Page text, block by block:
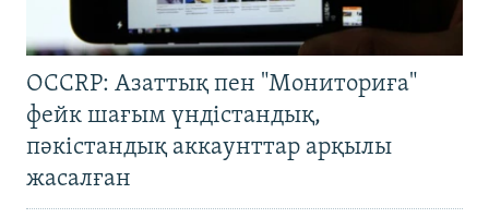
OCCRP: Азаттық пен "Мониториға"
фейк шағым үндістандық,
пәкістандық аккаунттар арқылы
жасалған